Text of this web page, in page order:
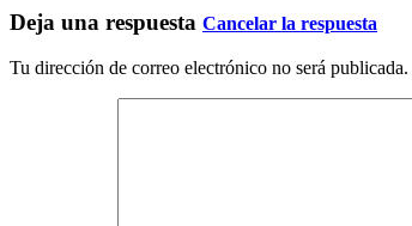
Deja una respuesta Cancelar la respuesta
Tu dirección de correo electrónico no será publicada.